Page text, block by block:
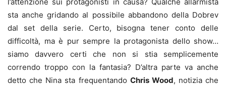
sta anche gridando al possibile abbandono della Dobrev
dal set della serie. Certo, bisogna tener conto delle
difficoltà, ma è pur sempre la protagonista dello show…
siamo davvero certi che non si stia semplicemente
correndo troppo con la fantasia? D’altra parte va anche
detto che Nina sta frequentando Chris Wood, notizia che